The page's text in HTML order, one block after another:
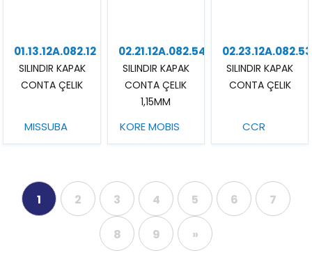
01.13.12A.082.12
SILINDIR KAPAK
CONTA ÇELIK
MISSUBA
02.21.12A.082.54
SILINDIR KAPAK
CONTA ÇELIK
1,15MM
KORE MOBIS
02.23.12A.082.53
SILINDIR KAPAK
CONTA ÇELIK
CCR
1 2 3 4 5 6 7
8 9 »